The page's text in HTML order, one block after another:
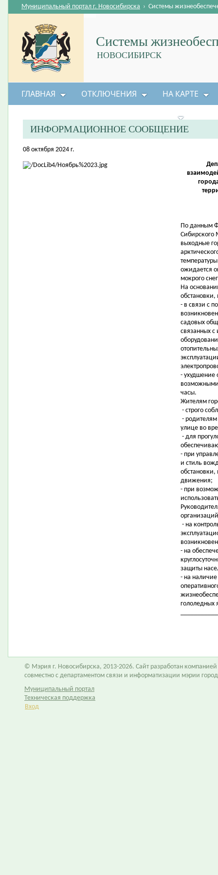
Системы
НОВОСИБИРСК
Муниципальный портал г. Новосибирска › Системы
ГЛАВНАЯ ОТКЛЮЧЕНИЯ НА КАРТЕ
ИНФОРМАЦИОННОЕ СООБЩЕНИЕ
08 октября 2024 г.
По данным
Сибирского
выходные
ожидается
мокрого
На
- в связи с
садовых
связанных с
- ухудшение
часы.
Жителям
- строго
-
улице во
- для
- при
и стиль
обстановки,
движения;
- при
- на
- на
защиты
- на
гололедных
© Мэрия г. Новосибирска, 2013-2026. Сайт разработан компанией
совместно с департаментом связи и информатизации мэрии
Муниципальный портал
Техническая поддержка
Вход